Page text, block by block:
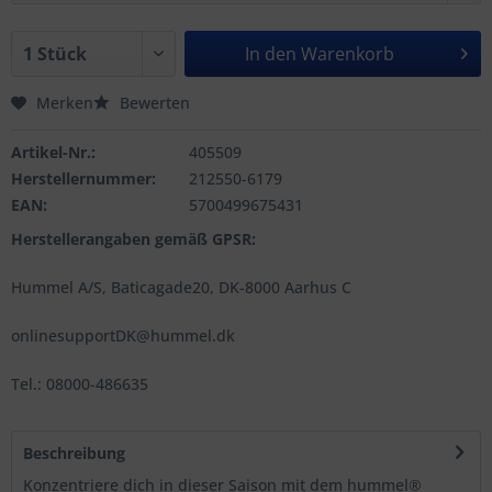
In den Warenkorb
Merken Bewerten
Artikel-Nr.:
405509
Herstellernummer:
212550-6179
EAN:
5700499675431
Herstellerangaben gemäß GPSR:
Hummel A/S, Baticagade20, DK-8000 Aarhus C
onlinesupportDK@hummel.dk
Tel.: 08000-486635
Beschreibung
Konzentriere dich in dieser Saison mit dem hummel®